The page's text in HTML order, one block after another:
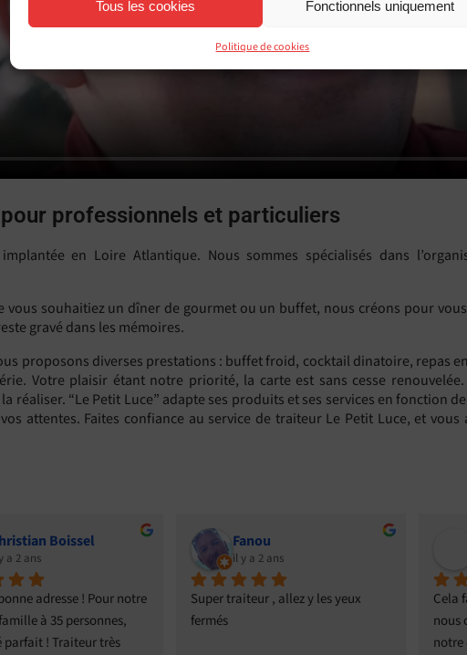
Tous les cookies Fonctionnels uniquement
Politique de cookies
professionnels et particuliers
en Loire Atlantique. Nous sommes spécialisés dans
souhaitiez un dîner de gourmet ou un buffet, nous créons pour
gravé dans les mémoires.
proposons diverses prestations : buffet froid, cocktail dinatoire, repas
Votre plaisir étant notre priorité, la carte est sans cesse
réaliser. “Le Petit Luce” adapte ses produits et ses services en fonction
attentes. Faites confiance au service de traiteur Le Petit Luce, et vous
a 2 ans
, allez y les yeux
BRUNO SERPAULT
il y a 2 ans
Cela fait maintenant 3 années que
nous confions le repas de Noël de
Un